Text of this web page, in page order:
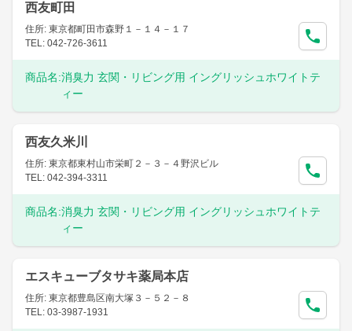
西友町田
住所: 東京都町田市森野１－１４－１７
TEL: 042-726-3611
商品名:消臭力 玄関・リビング用 イングリッシュホワイトテ
ィー
西友久米川
住所: 東京都東村山市栄町２－３－４野沢ビル
TEL: 042-394-3311
商品名:消臭力 玄関・リビング用 イングリッシュホワイトテ
ィー
エスキューブタサキ薬局本店
住所: 東京都豊島区南大塚３－５２－８
TEL: 03-3987-1931